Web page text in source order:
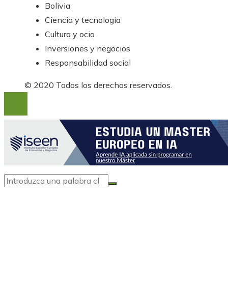
Bolivia
Ciencia y tecnología
Cultura y ocio
Inversiones y negocios
Responsabilidad social
© 2020 Todos los derechos reservados.